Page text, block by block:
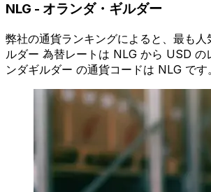
NLG - オランダ・ギルダー
弊社の通貨ランキングによると、最も
ルダー 為替レートは NLG から USD の
ンダギルダー の通貨コードは NLG です。